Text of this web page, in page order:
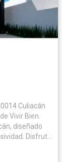
Culiacán
diseñado
Disfruta
y conoce el